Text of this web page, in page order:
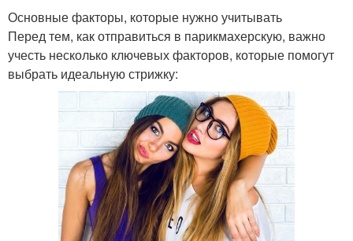
Основные факторы, которые нужно учитывать
Перед тем, как отправиться в парикмахерскую, важно
учесть несколько ключевых факторов, которые помогут
выбрать идеальную стрижку: